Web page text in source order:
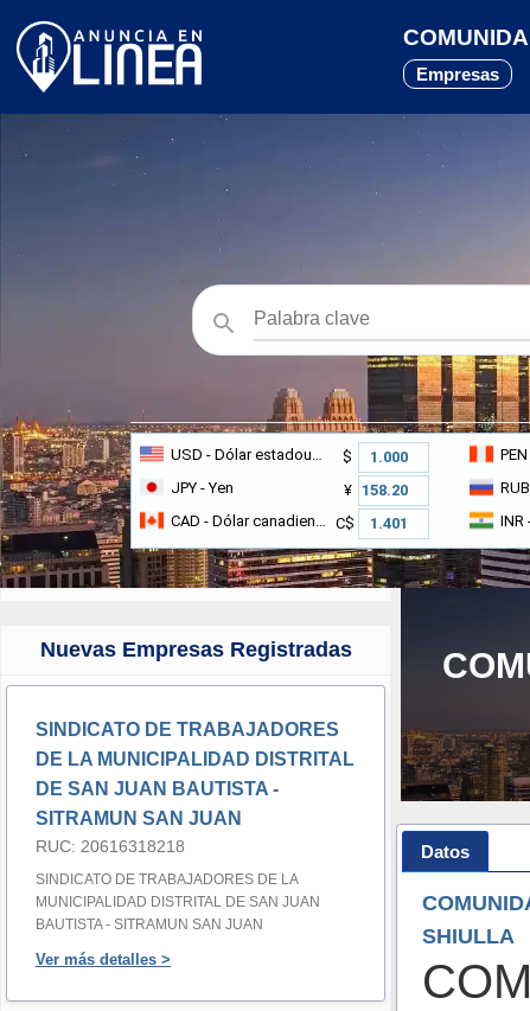
Empresas
USD - Dólar estadounidense $ PEN
JPY - Yen ¥ RUB
CAD - Dólar canadiense C$ INR
Nuevas Empresas Registradas
SINDICATO DE TRABAJADORES
DE LA MUNICIPALIDAD DISTRITAL
DE SAN JUAN BAUTISTA -
SITRAMUN SAN JUAN
RUC: 20616318218
SINDICATO DE TRABAJADORES DE LA
MUNICIPALIDAD DISTRITAL DE SAN JUAN
BAUTISTA - SITRAMUN SAN JUAN
Ver más detalles >
Datos
SHIULLA